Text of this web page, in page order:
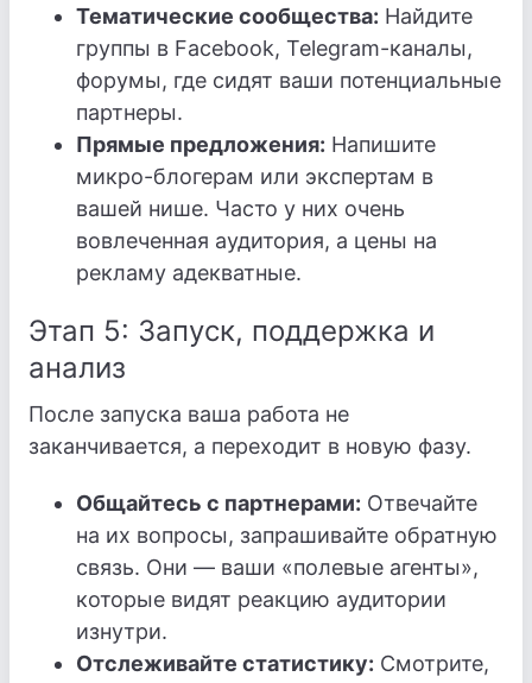
Тематические сообщества: Найдите
группы в Facebook, Telegram-каналы,
форумы, где сидят ваши потенциальные
партнеры.
Прямые предложения: Напишите
микро-блогерам или экспертам в
вашей нише. Часто у них очень
вовлеченная аудитория, а цены на
рекламу адекватные.
Этап 5: Запуск, поддержка и
анализ
После запуска ваша работа не
заканчивается, а переходит в новую фазу.
Общайтесь с партнерами: Отвечайте
на их вопросы, запрашивайте обратную
связь. Они — ваши «полевые агенты»,
которые видят реакцию аудитории
изнутри.
Отслеживайте статистику: Смотрите,